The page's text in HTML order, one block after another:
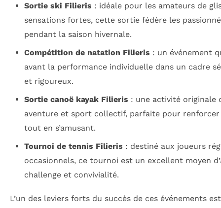
Sortie ski Filieris : idéale pour les amateurs de
sensations fortes, cette sortie fédère les
pendant la saison hivernale.
Compétition de natation Filieris : un événement
avant la performance individuelle dans un cadre
et rigoureux.
Sortie canoë kayak Filieris : une activité originale
aventure et sport collectif, parfaite pour renforcer
tout en s’amusant.
Tournoi de tennis Filieris : destiné aux joueurs
occasionnels, ce tournoi est un excellent moyen
challenge et convivialité.
L’un des leviers forts du succès de ces événements